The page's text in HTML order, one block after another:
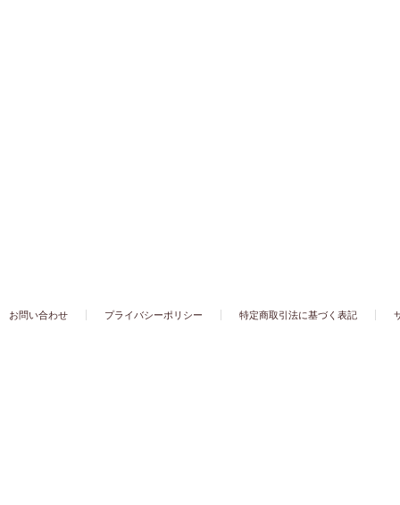
お問い合わせ プライバシーポリシー 特定商取引法に基づく表記